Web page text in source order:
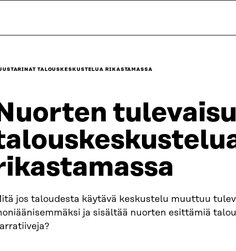
TALOUSKESKUSTELUA RIKASTAMASSA
jos taloudesta käytävä keskustelu muuttuu
ja sisältää nuorten esittämiä